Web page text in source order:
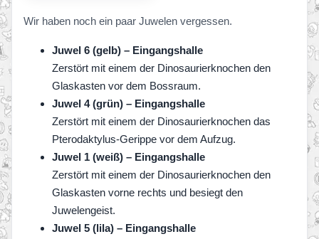
Wir haben noch ein paar Juwelen vergessen.
Juwel 6 (gelb) – Eingangshalle
Zerstört mit einem der Dinosaurierknochen den
Glaskasten vor dem Bossraum.
Juwel 4 (grün) – Eingangshalle
Zerstört mit einem der Dinosaurierknochen das
Pterodaktylus-Gerippe vor dem Aufzug.
Juwel 1 (weiß) – Eingangshalle
Zerstört mit einem der Dinosaurierknochen den
Glaskasten vorne rechts und besiegt den
Juwelengeist.
Juwel 5 (lila) – Eingangshalle